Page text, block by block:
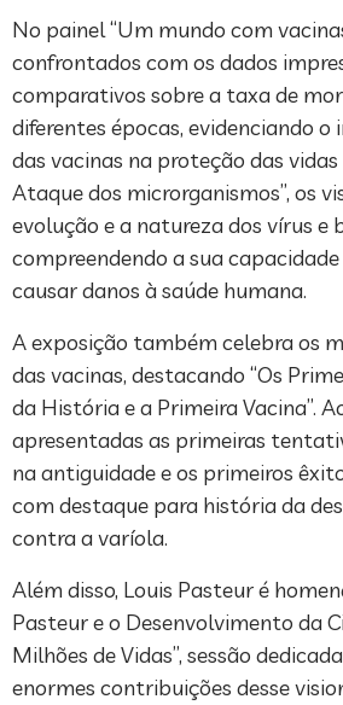
No painel “Um mundo com
confrontados com os dados
comparativos sobre a taxa de
diferentes épocas, evidenciando
das vacinas na proteção das vidas
Ataque dos microrganismos”, os
evolução e a natureza dos vírus e
compreendendo a sua
causar danos à saúde humana.
A exposição também celebra os
das vacinas, destacando “Os
da História e a Primeira Vacina”.
apresentadas as primeiras
na antiguidade e os primeiros
com destaque para história da
contra a varíola.
Além disso, Louis Pasteur é
Pasteur e o Desenvolvimento da
Milhões de Vidas”, sessão
enormes contribuições desse